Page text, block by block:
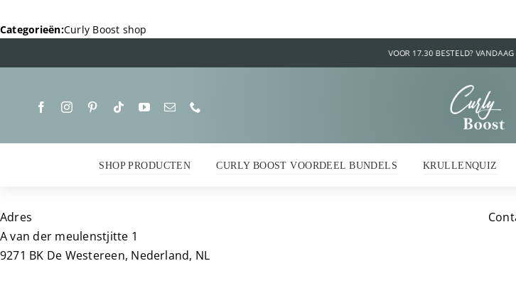
naar
Categorieën:Curly Boost shop
SHOP PRODUCTEN CURLY BOOST VOORDEEL BUNDELS KRULLENQUIZ
Adres
A van der meulenstjitte 1
9271 BK De Westereen, Nederland, NL